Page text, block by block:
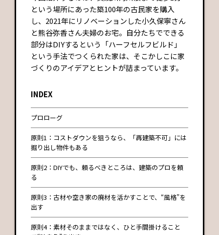
という場所にあった築100年の古民家を購入
し、2021年にリノベーションした小久保寧さん
と熊谷弥香さん夫婦のお宅。自分たちでできる
部分はDIYするという「ハーフセルフビルド」
という手法でつくられた家は、そこかしこに家
づくりのアイデアとヒントが詰まっています。
INDEX
プロローグ
原則1：コストダウンを狙うなら、「再建築不可」には
掘り出し物件もある
原則2：DIYでも、頼るべきところは、建築のプロを頼
る
原則3：古材や空き家の廃材を活かすことで、“風格”を
出す
原則4：素材そのままではなく、ひと手間掛けること